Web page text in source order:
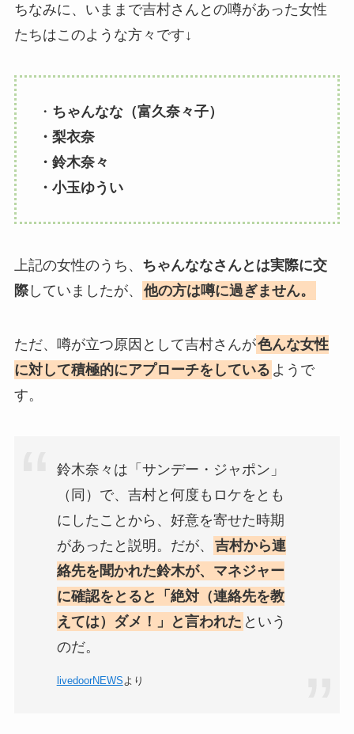
ちなみに、いままで吉村さんとの噂があった女性
たちはこのような方々です↓
・ ちゃんなな（富久奈々子）
・梨衣奈
・鈴木奈々
・小玉ゆうい
上記の女性のうち、 ちゃんななさんとは実際に交
際していましたが、 他の方は噂に過ぎません。
ただ、噂が立つ原因として吉村さんが色んな女性
に対して積極的にアプローチをしている ようで
す。
鈴木奈々は「サンデー・ジャポン」
（同）で、吉村と何度もロケをとも
にしたことから、好意を寄せた時期
があったと説明。だが、
吉村から連
絡先を聞かれた鈴木が、マネジャー
に確認をとると「絶対（連絡先を教
えては）ダメ！」と言われた という
のだ。
livedoorNEWSより